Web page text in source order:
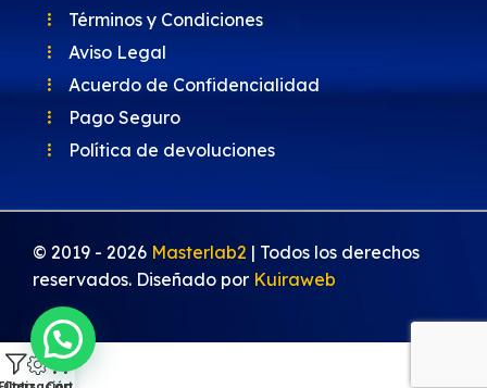
Términos y Condiciones
Aviso Legal
Acuerdo de Confidencialidad
Pago Seguro
Política de devoluciones
© 2019 - 2026 Masterlab2 | Todos los derechos
reservados. Diseñado por Kuiraweb
0